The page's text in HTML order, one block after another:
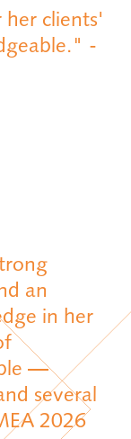
clients'
-
an
in her
—
several
2026